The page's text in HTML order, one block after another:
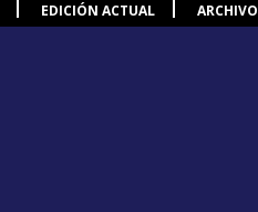
EDICIÓN ACTUAL ARCHIVO